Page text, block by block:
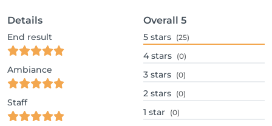
Details
End result
Ambiance
Staff
Overall 5
5 stars (25)
4 stars (0)
3 stars (0)
2 stars (0)
1 star (0)